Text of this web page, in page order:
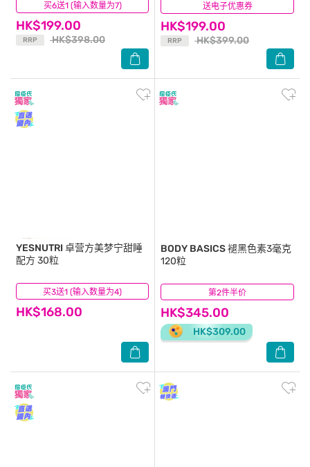
买6送1 (输入数量为7)
HK$199.00
RRP HK$398.00
(0) 送电子优惠券
HK$199.00
RRP HK$399.00
(4)
买3送1 (输入数量为4)
YESNUTRI 卓营方美梦宁甜睡
配方 30粒
HK$168.00
(5) 第2件半价
BODY BASICS褪黑色素3毫克
120粒
HK$345.00
HK$309.00
(0)